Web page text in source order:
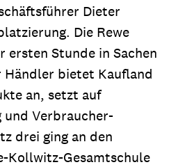
Dieter
Die Rewe
ersten Stunde in Sachen
bietet Kaufland
an, setzt auf
Verbraucher-
drei ging an den
Kollwitz-Gesamtschule